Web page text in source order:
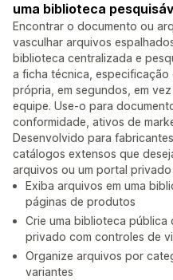
uma biblioteca
Encontrar o documento ou
vasculhar arquivos
biblioteca centralizada e
a ficha técnica,
própria, em segundos, em
equipe. Use-o para
conformidade, ativos de
Desenvolvido para
catálogos extensos que
arquivos ou um portal
Exiba arquivos em uma
páginas de produtos
Crie uma biblioteca pública
privado com controles de
Organize arquivos por
variantes